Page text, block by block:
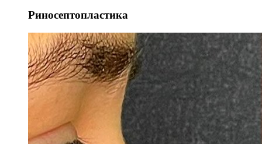
Риносептопластика